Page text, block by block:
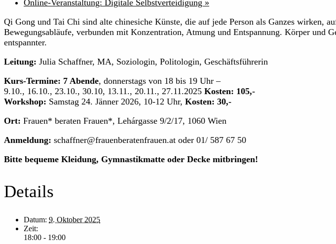
Online-Veranstaltung: Digitale Selbstverteidigung »
Qi Gong und Tai Chi sind alte chinesiche Künste, die auf jede Person als Ganzes wirken,
Bewegungsabläufe, verbunden mit Konzentration, Atmung und Entspannung. Körper und
entspannter.
Leitung: Julia Schaffner, MA, Soziologin, Politologin, Geschäftsführerin
Kurs-Termine: 7 Abende, donnerstags von 18 bis 19 Uhr –
9.10., 16.10., 23.10., 30.10, 13.11., 20.11., 27.11.2025 Kosten: 105,-
Workshop: Samstag 24. Jänner 2026, 10-12 Uhr, Kosten: 30,-
Ort: Frauen* beraten Frauen*, Lehárgasse 9/2/17, 1060 Wien
Anmeldung: schaffner@frauenberatenfrauen.at oder 01/ 587 67 50
Bitte bequeme Kleidung, Gymnastikmatte oder Decke mitbringen!
Details
Datum: 9. Oktober 2025
Zeit:
18:00 - 19:00